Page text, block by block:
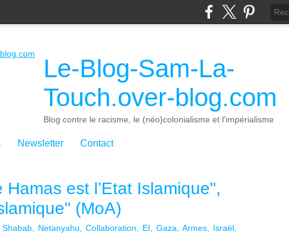
Le-Blog-Sam-La-
Touch.over-blog.com
Blog contre le racisme, le (néo)colonialisme et l'impérialisme
Newsletter Contact
est l’Etat Islamique",
(MoA)
Shabab Netanyahu Collaboration EI Gaza Armes
Israël